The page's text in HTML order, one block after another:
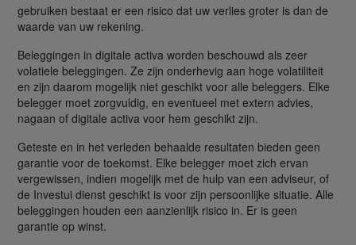
gebruiken bestaat er een risico dat uw verlies groter is dan de
waarde van uw rekening.
Beleggingen in digitale activa worden beschouwd als zeer
volatiele beleggingen. Ze zijn onderhevig aan hoge volatiliteit
en zijn daarom mogelijk niet geschikt voor alle beleggers. Elke
belegger moet zorgvuldig, en eventueel met extern advies,
nagaan of digitale activa voor hem geschikt zijn.
Geteste en in het verleden behaalde resultaten bieden geen
garantie voor de toekomst. Elke belegger moet zich ervan
vergewissen, indien mogelijk met de hulp van een adviseur, of
de Investui dienst geschikt is voor zijn persoonlijke situatie. Alle
beleggingen houden een aanzienlijk risico in. Er is geen
garantie op winst.